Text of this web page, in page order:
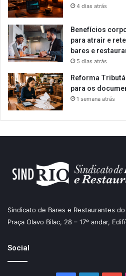
4 dias atrás
Benefícios
para atrair e
bares e
5 dias atrás
Reforma
para os
1 semana atrás
Sindicato de Bares e Restaurantes
Praça Olavo Bilac, 28 – 17º andar,
Social